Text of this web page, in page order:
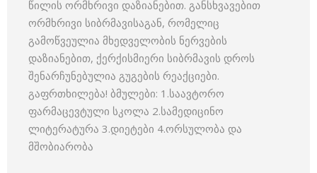
წილის ორმხრივი დაზიანებით. განსხვავებით
ორმხრივი სიბრმავისაგან, რომელიც
გამოწვეულია მხედველობის ნერვების
დაზიანებით, ქერქისმიერი სიბრმავის დროს
შენარჩუნებულია გუგების რეაქციები.
გაფრთხილება! ბმულები: 1.საავტორო
ფარმაცევტული სკოლა 2.სამედიცინო
ლიტერატურა 3.დიეტები 4.ორსულობა და
მშობიარობა